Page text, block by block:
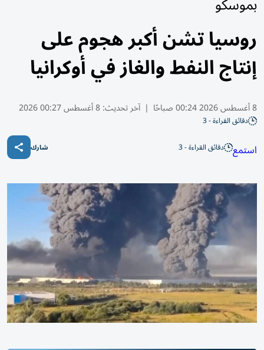
روسيا تشن أكبر هجوم على
إنتاج النفط والغاز في أوكرانيا
8 أغسطس 2026 00:24 صباحًا | آخر تحديث:8 أغسطس 00:27 2026
دقائق القراءة - 3
استمع دقائق القراءة - 3 شارك